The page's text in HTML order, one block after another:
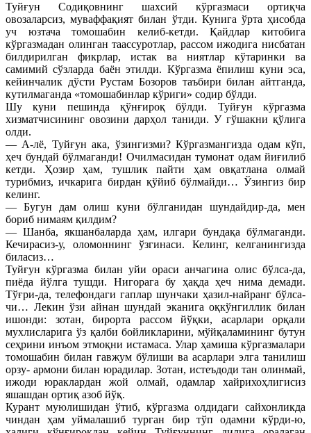
Туйғун Содиқовнинг шахсий кўргазмаси ортиқча
овозаларсиз, муваффақият билан ўтди. Кунига ўрта ҳисобда
уч юзтача томошабин келиб-кетди. Қайдлар китобига
кўргазмадан олинган таассуротлар, рассом ижодига нисбатан
билдирилган фикрлар, истак ва ниятлар кўтаринки ва
самимий сўзларда баён этилди. Кўргазма ёпилиш куни эса,
кейинчалик дўсти Рустам Бозоров таъбири билан айтганда,
кутилмаганда «томошабинлар кўриги» содир бўлди.
Шу куни пешинда қўнғироқ бўлди. Туйғун кўргазма
хизматчисининг овозини дарҳол таниди. У гўшакни қўлига
олди.
— А-лё, Туйғун ака, ўзингизми? Кўргазмангизда одам кўп,
ҳеч бундай бўлмаганди! Очилмасидан тумонат одам йиғилиб
кетди. Ҳозир ҳам, тушлик пайти ҳам овқатлана олмай
турибмиз, ичкарига бирдан қўйиб бўлмайди… Ўзингиз бир
келинг.
— Бугун дам олиш куни бўлганидан шундайдир-да, мен
бориб нимаям қилдим?
— Шанба, якшанбаларда ҳам, илгари бундақа бўлмаганди.
Кечирасиз-у, оломоннинг ўзгинаси. Келинг, келганингизда
биласиз…
Туйғун кўргазма билан уйи ораси анчагина олис бўлса-да,
пиёда йўлга тушди. Нигорага бу ҳақда ҳеч нима демади.
Тўғри-да, телефондаги гаплар шунчаки ҳазил-найранг бўлса-
чи… Лекин ўзи айнан шундай эканига оқкўнгиллик билан
ишонди: зотан, бирорта рассом йўқки, асарлари орқали
мухлисларига ўз қалби бойликларини, мўйқаламининг бутун
сеҳрини инъом этмоқни истамаса. Улар ҳамиша кўргазмалари
томошабин билан гавжум бўлиши ва асарлари элга танилиш
орзу- армони билан юрадилар. Зотан, истеъдоди тан олинмай,
ижоди юраклардан жой олмай, одамлар хайрихоҳлигисиз
яшашдан ортиқ азоб йўқ.
Курант муюлишидан ўтиб, кўргазма олдидаги сайхонликда
чиндан ҳам уймалашиб турган бир тўп одамни кўрди-ю,